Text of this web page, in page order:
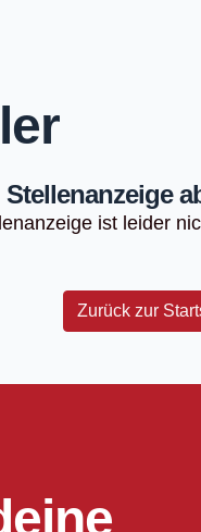
Stellenanzeige
ist leider
Zurück zur